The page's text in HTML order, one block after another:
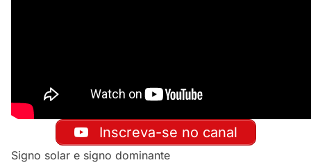
Inscreva-se no canal
Signo solar e signo dominante